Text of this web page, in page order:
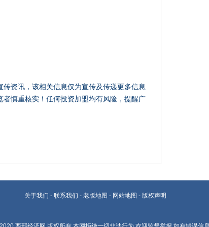
传资讯，该相关信息仅为宣传及传递更多信息
慎重核实！任何投资加盟均有风险，提醒广
关于我们 - 联系我们 - 老版地图 - 网站地图 - 版权声明